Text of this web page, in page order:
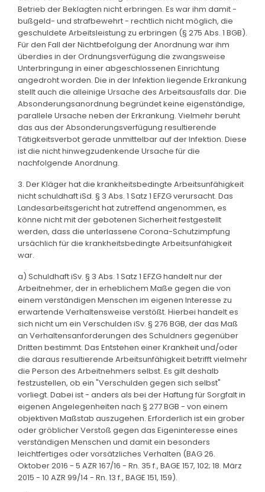
Betrieb der Beklagten nicht erbringen. Es war ihm damit -
bußgeld- und strafbewehrt - rechtlich nicht möglich, die
geschuldete Arbeitsleistung zu erbringen (§ 275 Abs. 1 BGB).
Für den Fall der Nichtbefolgung der Anordnung war ihm
überdies in der Ordnungsverfügung die zwangsweise
Unterbringung in einer abgeschlossenen Einrichtung
angedroht worden. Die in der Infektion liegende Erkrankung
stellt auch die alleinige Ursache des Arbeitsausfalls dar. Die
Absonderungsanordnung begründet keine eigenständige,
parallele Ursache neben der Erkrankung. Vielmehr beruht
das aus der Absonderungsverfügung resultierende
Tätigkeitsverbot gerade unmittelbar auf der Infektion. Diese
ist die nicht hinwegzudenkende Ursache für die
nachfolgende Anordnung.
3. Der Kläger hat die krankheitsbedingte Arbeitsunfähigkeit
nicht schuldhaft iSd. § 3 Abs. 1 Satz 1 EFZG verursacht. Das
Landesarbeitsgericht hat zutreffend angenommen, es
könne nicht mit der gebotenen Sicherheit festgestellt
werden, dass die unterlassene Corona-Schutzimpfung
ursächlich für die krankheitsbedingte Arbeitsunfähigkeit
war.
a) Schuldhaft iSv. § 3 Abs. 1 Satz 1 EFZG handelt nur der
Arbeitnehmer, der in erheblichem Maße gegen die von
einem verständigen Menschen im eigenen Interesse zu
erwartende Verhaltensweise verstößt. Hierbei handelt es
sich nicht um ein Verschulden iSv. § 276 BGB, der das Maß
an Verhaltensanforderungen des Schuldners gegenüber
Dritten bestimmt. Das Entstehen einer Krankheit und/oder
die daraus resultierende Arbeitsunfähigkeit betrifft vielmehr
die Person des Arbeitnehmers selbst. Es gilt deshalb
festzustellen, ob ein "Verschulden gegen sich selbst"
vorliegt. Dabei ist - anders als bei der Haftung für Sorgfalt in
eigenen Angelegenheiten nach § 277 BGB - von einem
objektiven Maßstab auszugehen. Erforderlich ist ein grober
oder gröblicher Verstoß gegen das Eigeninteresse eines
verständigen Menschen und damit ein besonders
leichtfertiges oder vorsätzliches Verhalten (BAG 26.
Oktober 2016 - 5 AZR 167/16 - Rn. 35 f., BAGE 157, 102; 18. März
2015 - 10 AZR 99/14 - Rn. 13 f., BAGE 151, 159).